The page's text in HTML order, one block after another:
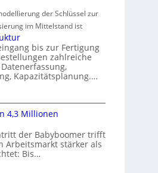
c
h
u
n
g
e
s
s
u
n
g
n
d
Z
u
s
der Schlüssel zur
im Mittelstand ist
bis zur Fertigung
zahlreiche
Datenerfassung,
Kapazitätsplanung.…
4,3 Millionen
der Babyboomer trifft
Arbeitsmarkt stärker als
Bis…